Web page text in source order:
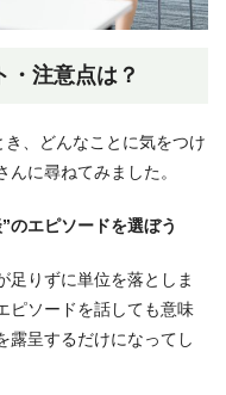
・注意点は？
き、どんなことに気をつけ
に尋ねてみました。
のエピソードを選ぼう
足りずに単位を落としま
ピソードを話しても意味
露呈するだけになってし